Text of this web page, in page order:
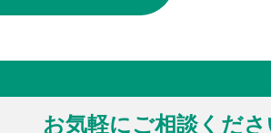
お気軽にご相談くだ